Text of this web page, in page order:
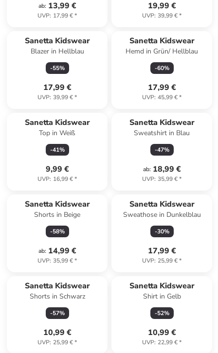
ab: 13,99 €
UVP: 17,99 €*
19,99 €
UVP: 39,99 €*
Sanetta Kidswear
Blazer in Hellblau
-55%
17,99 €
UVP: 39,99 €*
Sanetta Kidswear
Hemd in Grün/ Hellblau
-60%
17,99 €
UVP: 45,99 €*
Sanetta Kidswear
Top in Weiß
-41%
9,99 €
UVP: 16,99 €*
Sanetta Kidswear
Sweatshirt in Blau
-47%
ab: 18,99 €
UVP: 35,99 €*
Sanetta Kidswear
Shorts in Beige
-58%
ab: 14,99 €
UVP: 35,99 €*
Sanetta Kidswear
Sweathose in Dunkelblau
-30%
17,99 €
UVP: 25,99 €*
Sanetta Kidswear
Shorts in Schwarz
-57%
10,99 €
UVP: 25,99 €*
Sanetta Kidswear
Shirt in Gelb
-52%
10,99 €
UVP: 22,99 €*